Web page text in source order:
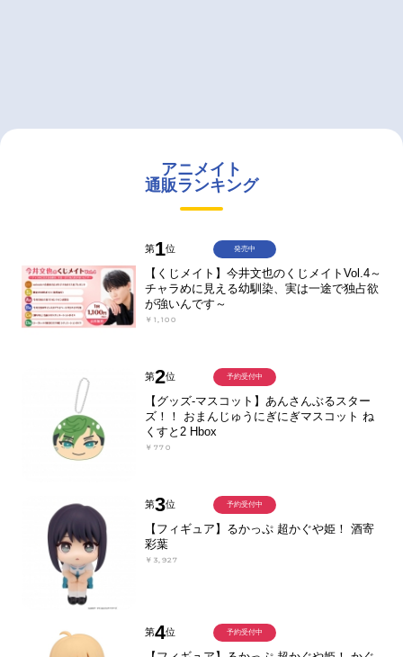
アニメイト
通販ランキング
第1位
【くじメイト】今井文也のくじメイトVol.4～
チャラめに見える幼馴染、実は一途で独占欲
が強いんです～
￥1,100
発売中
第2位
【グッズ-マスコット】あんさんぶるスター
ズ！！ おまんじゅうにぎにぎマスコット ね
くすと2 Hbox
￥770
予約受付中
第3位
【フィギュア】るかっぷ 超かぐや姫！ 酒寄
彩葉
￥3,927
予約受付中
第4位 予約受付中